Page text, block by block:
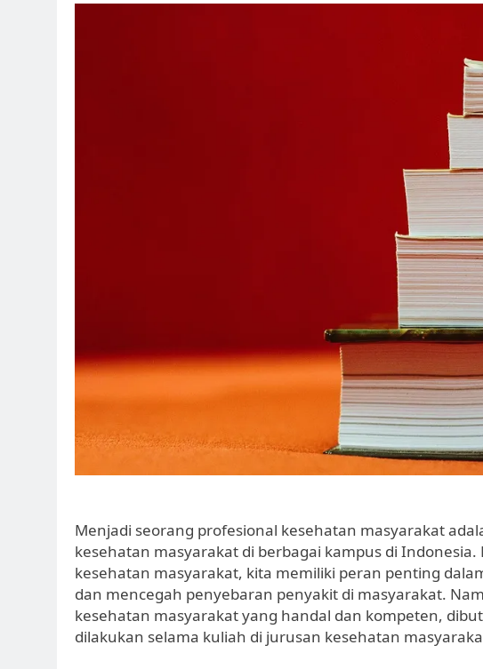
Menjadi seorang profesional kesehatan masyarakat
kesehatan masyarakat di berbagai kampus di
kesehatan masyarakat, kita memiliki peran penting
dan mencegah penyebaran penyakit di masyarakat.
kesehatan masyarakat yang handal dan kompeten,
dilakukan selama kuliah di jurusan kesehatan